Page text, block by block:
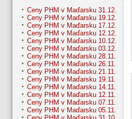
Ceny PHM v Maďarsku 31.12.
Ceny PHM v Maďarsku 19.12.
Ceny PHM v Maďarsku 17.12.
Ceny PHM v Maďarsku 12.12.
Ceny PHM v Maďarsku 10.12.
Ceny PHM v Maďarsku 03.12.
Ceny PHM v Maďarsku 28.11.
Ceny PHM v Maďarsku 26.11.
Ceny PHM v Maďarsku 21.11.
Ceny PHM v Maďarsku 19.11.
Ceny PHM v Maďarsku 14.11.
Ceny PHM v Maďarsku 12.11.
Ceny PHM v Maďarsku 07.11.
Ceny PHM v Maďarsku 05.11.